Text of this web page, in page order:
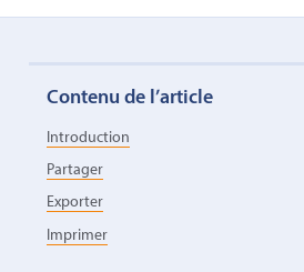
Contenu de l’article
Introduction
Partager
Exporter
Imprimer